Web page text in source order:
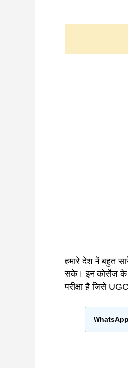
हमारे देश में बहुत
सके। इन कोर्सेज़ के
परीक्षा है जिसे